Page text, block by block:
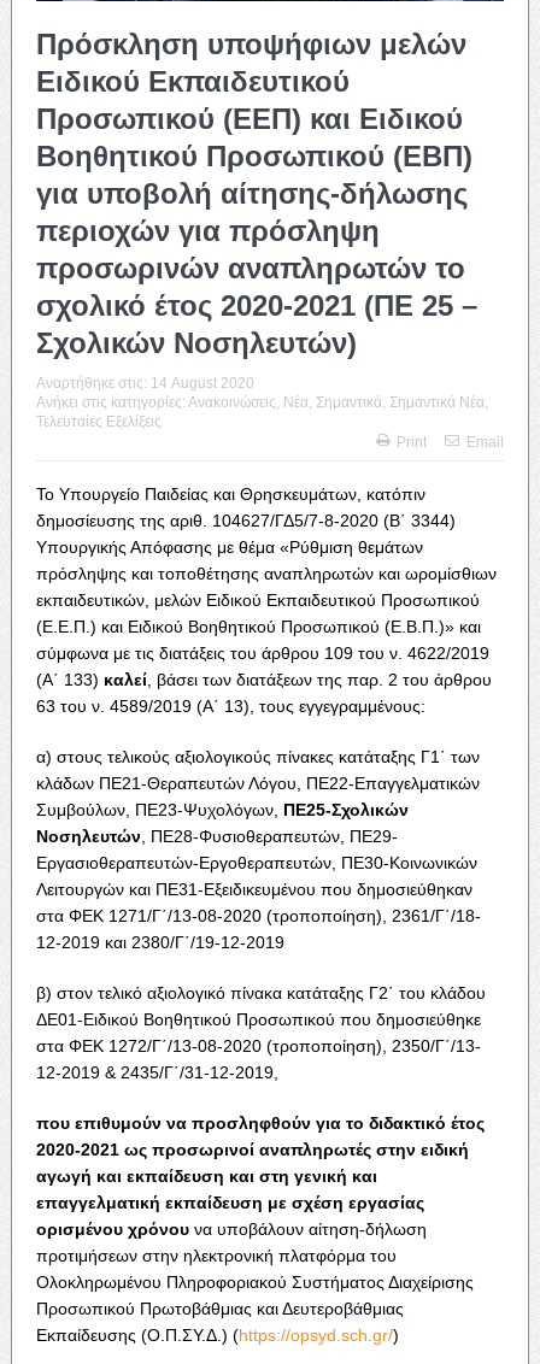
Πρόσκληση υποψήφιων μελών
Ειδικού Εκπαιδευτικού
Προσωπικού (ΕΕΠ) και Ειδικού
Βοηθητικού Προσωπικού (ΕΒΠ)
για υποβολή αίτησης-δήλωσης
περιοχών για πρόσληψη
προσωρινών αναπληρωτών το
σχολικό έτος 2020-2021 (ΠΕ 25 –
Σχολικών Νοσηλευτών)
Αναρτήθηκε στις: 14 August 2020
Ανήκει στις κατηγορίες: Ανακοινώσεις Νέα Σημαντικά Σημαντικά Νέα
Τελευταίες Εξελίξεις
Print
Email
Το Υπουργείο Παιδείας και Θρησκευμάτων, κατόπιν
δημοσίευσης της αριθ. 104627/ΓΔ5/7-8-2020 (Β΄ 3344)
Υπουργικής Απόφασης με θέμα «Ρύθμιση θεμάτων
πρόσληψης και τοποθέτησης αναπληρωτών και ωρομίσθιων
εκπαιδευτικών, μελών Ειδικού Εκπαιδευτικού Προσωπικού
(Ε.Ε.Π.) και Ειδικού Βοηθητικού Προσωπικού (Ε.Β.Π.)» και
σύμφωνα με τις διατάξεις του άρθρου 109 του ν. 4622/2019
(Α΄ 133) καλεί, βάσει των διατάξεων της παρ. 2 του άρθρου
63 του ν. 4589/2019 (Α΄ 13), τους εγγεγραμμένους:
α) στους τελικούς αξιολογικούς πίνακες κατάταξης Γ1΄ των
κλάδων ΠΕ21-Θεραπευτών Λόγου, ΠΕ22-Επαγγελματικών
Συμβούλων, ΠΕ23-Ψυχολόγων, ΠΕ25-Σχολικών
Νοσηλευτών, ΠΕ28-Φυσιοθεραπευτών, ΠΕ29-
Εργασιοθεραπευτών-Εργοθεραπευτών, ΠΕ30-Κοινωνικών
Λειτουργών και ΠΕ31-Εξειδικευμένου που δημοσιεύθηκαν
στα ΦΕΚ 1271/Γ΄/13-08-2020 (τροποποίηση), 2361/Γ΄/18-
12-2019 και 2380/Γ΄/19-12-2019
β) στον τελικό αξιολογικό πίνακα κατάταξης Γ2΄ του κλάδου
ΔΕ01-Ειδικού Βοηθητικού Προσωπικού που δημοσιεύθηκε
στα ΦΕΚ 1272/Γ΄/13-08-2020 (τροποποίηση), 2350/Γ΄/13-
12-2019 & 2435/Γ΄/31-12-2019,
που επιθυμούν να προσληφθούν για το διδακτικό έτος
2020-2021 ως προσωρινοί αναπληρωτές στην ειδική
αγωγή και εκπαίδευση και στη γενική και
επαγγελματική εκπαίδευση με σχέση εργασίας
ορισμένου χρόνουνα υποβάλουν αίτηση-δήλωση
προτιμήσεων στην ηλεκτρονική πλατφόρμα του
Ολοκληρωμένου Πληροφοριακού Συστήματος Διαχείρισης
Προσωπικού Πρωτοβάθμιας και Δευτεροβάθμιας
Εκπαίδευσης (Ο.Π.ΣΥ.Δ.) (https://opsyd.sch.gr/)